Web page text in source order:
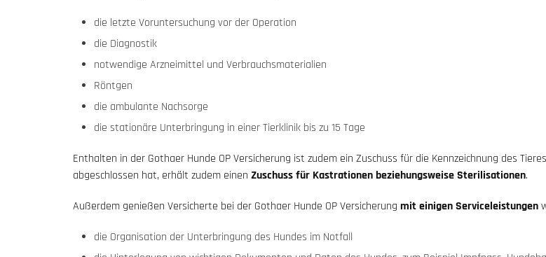
die letzte Voruntersuchung vor der Operation
die Diagnostik
notwendige Arzneimittel und Verbrauchsmaterialien
Röntgen
die ambulante Nachsorge
die stationäre Unterbringung in einer Tierklinik bis zu 15 Tage
Enthalten in der Gothaer Hunde OP Versicherung ist zudem ein Zuschuss für die Kennzeichnung des
abgeschlossen hat, erhält zudem einen Zuschuss für Kastrationen beziehungsweise Sterilisationen.
Außerdem genießen Versicherte bei der Gothaer Hunde OP Versicherung mit einigen Serviceleistungen
die Organisation der Unterbringung des Hundes im Notfall